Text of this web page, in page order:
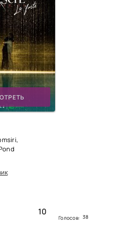
10
Голосов: 38